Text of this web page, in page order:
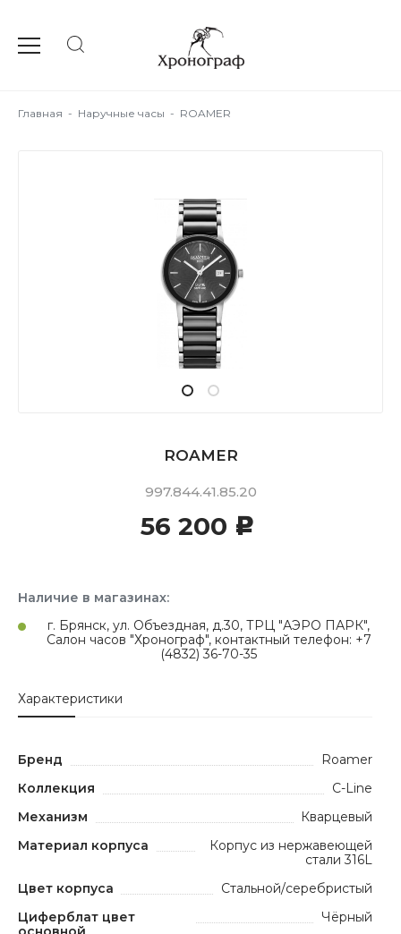
Главная - Наручные часы - ROAMER
ROAMER
997.844.41.85.20
56 200 c
Наличие в магазинах:
г. Брянск, ул. Объездная, д.30, ТРЦ "АЭРО ПАРК",
Салон часов "Хронограф", контактный телефон: +7
(4832) 36-70-35
Характеристики
Бренд
Roamer
Коллекция
C-Line
Механизм
Кварцевый
Материал корпуса
Корпус из нержавеющей
стали 316L
Цвет корпуса
Стальной/серебристый
Циферблат цвет
Чёрный